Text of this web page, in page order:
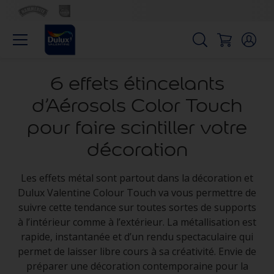
6 effets étincelants
d’Aérosols Color Touch
pour faire scintiller votre
décoration
Les effets métal sont partout dans la décoration et
Dulux Valentine Colour Touch va vous permettre de
suivre cette tendance sur toutes sortes de supports
à l’intérieur comme à l’extérieur. La métallisation est
rapide, instantanée et d’un rendu spectaculaire qui
permet de laisser libre cours à sa créativité. Envie de
préparer une décoration contemporaine pour la